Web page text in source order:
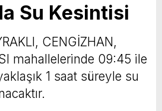
Su Kesintisi
CENGİZHAN,
mahallelerinde 09:45 ile
1 saat süreyle su